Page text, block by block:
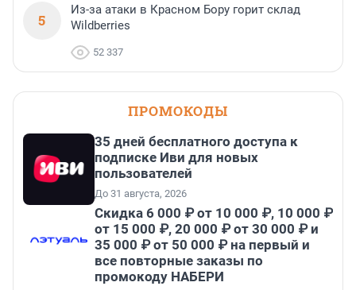
5
Из-за атаки в Красном Бору горит склад
Wildberries
52 337
ПРОМОКОДЫ
35 дней бесплатного доступа к
подписке Иви для новых
пользователей
До 31 августа, 2026
Скидка 6 000 ₽ от 10 000 ₽, 10 000 ₽
от 15 000 ₽, 20 000 ₽ от 30 000 ₽ и
35 000 ₽ от 50 000 ₽ на первый и
все повторные заказы по
промокоду НАБЕРИ